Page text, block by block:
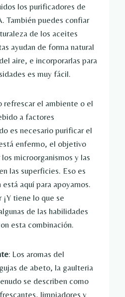
los purificadores de
También puedes confiar
de los aceites
ayudan de forma natural
aire, e incorporarlas para
es muy fácil.
refrescar el ambiente o el
a factores
es necesario purificar el
enfermo, el objetivo
microorganismos y las
las superficies. Eso es
aquí para apoyarnos.
¡Y tiene lo que se
de las habilidades
esta combinación.
: Los aromas del
de abeto, la gaulteria
se describen como
limpiadores y